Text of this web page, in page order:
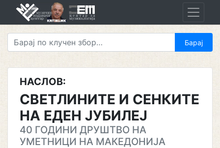
НАСЛОВ:
СВЕТЛИНИТЕ И СЕНКИТЕ
НА ЕДЕН ЈУБИЛЕЈ
40 ГОДИНИ ДРУШТВО НА
УМЕТНИЦИ НА МАКЕДОНИЈА